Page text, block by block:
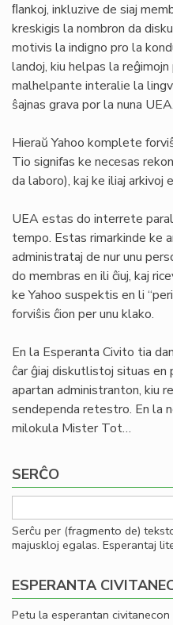
ﬂankoj, inkluzive de siaj
kreskigis la nombron da
motivis la indigno pro la
landoj, kiu helpas la
malhelpante interalie la
ŝajnas grava por la nuna UEA.
Hieraŭ Yahoo komplete
Tio signifas ke necesas
da laboro), kaj ke iliaj arkivoj
UEA estas do interrete
tempo. Estas rimarkinde ke
administrataj de nur unu
do membras en ili ĉiuj, kaj
ke Yahoo suspektis en li
forviŝis ĉion per unu klako.
En la Esperanta Civito tia
ĉar ĝiaj diskutlistoj situas en
apartan administranton, kiu
sendependa retestro. En la
milokula Mister Tot…
SERĈO
Serĉu per (fragmento de)
majuskloj egalas. Esperantaj
ESPERANTA
Petu la esperantan civitanecon